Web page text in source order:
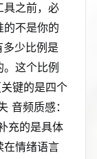
具之前，必
不是你的
少比例是
这个比例
键的是四个
音频质感：
充的是具体
在情绪语言